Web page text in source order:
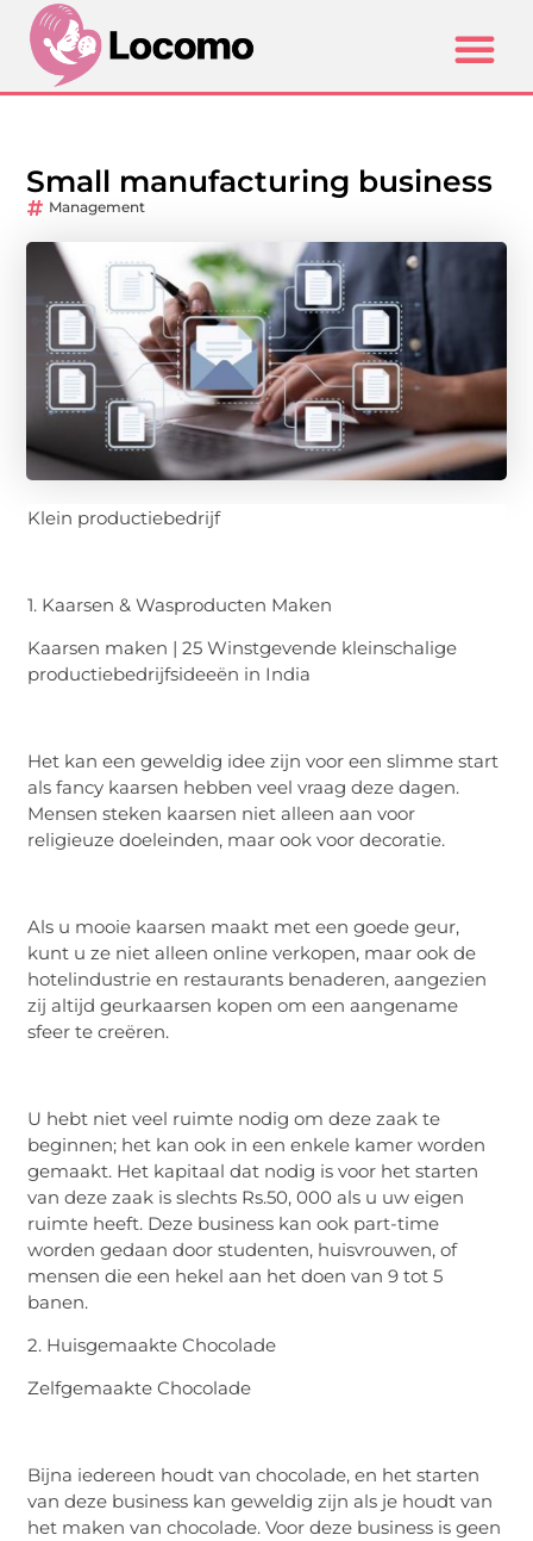
Small manufacturing business
Management
Klein productiebedrijf
1. Kaarsen & Wasproducten Maken
Kaarsen maken | 25 Winstgevende kleinschalige
productiebedrijfsideeën in India
Het kan een geweldig idee zijn voor een slimme start
als fancy kaarsen hebben veel vraag deze dagen.
Mensen steken kaarsen niet alleen aan voor
religieuze doeleinden, maar ook voor decoratie.
Als u mooie kaarsen maakt met een goede geur,
kunt u ze niet alleen online verkopen, maar ook de
hotelindustrie en restaurants benaderen, aangezien
zij altijd geurkaarsen kopen om een aangename
sfeer te creëren.
U hebt niet veel ruimte nodig om deze zaak te
beginnen; het kan ook in een enkele kamer worden
gemaakt. Het kapitaal dat nodig is voor het starten
van deze zaak is slechts Rs.50, 000 als u uw eigen
ruimte heeft. Deze business kan ook part-time
worden gedaan door studenten, huisvrouwen, of
mensen die een hekel aan het doen van 9 tot 5
banen.
2. Huisgemaakte Chocolade
Zelfgemaakte Chocolade
Bijna iedereen houdt van chocolade, en het starten
van deze business kan geweldig zijn als je houdt van
het maken van chocolade. Voor deze business is geen